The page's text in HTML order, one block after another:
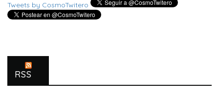
Tweets by CosmoTwitero
RSS